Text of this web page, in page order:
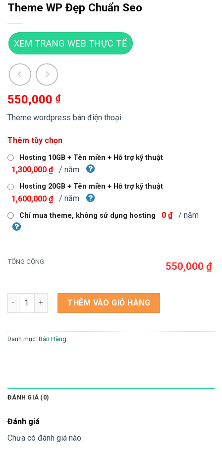
Theme WP Đẹp Chuẩn Seo
XEM TRANG WEB THỰC TẾ
550,000 ₫
Theme wordpress bán điện thoại
Thêm tùy chọn
Hosting 10GB + Tên miền + Hỗ trợ kỹ thuật
1,300,000 ₫ / năm
Hosting 20GB + Tên miền + Hỗ trợ kỹ thuật
1,600,000 ₫ / năm
Chỉ mua theme, không sử dụng hosting 0 ₫ / năm
TỔNG CỘNG 550,000 ₫
Theme wordpress bán điện thoại - Theme Wordpress Giá Rẻ
THÊM VÀO GIỎ HÀNG
Danh mục: Bán Hàng
ĐÁNH GIÁ (0)
Đánh giá
Chưa có đánh giá nào.